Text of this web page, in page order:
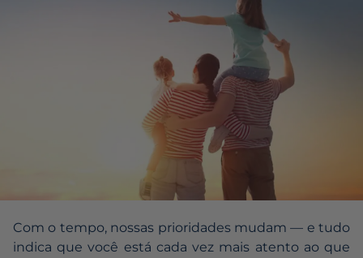
Com o tempo, nossas prioridades mudam — e tudo
indica que você está cada vez mais atento ao que